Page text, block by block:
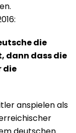
die
dann dass die
die
anspielen als